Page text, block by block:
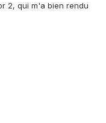
2, qui m'a bien rendu